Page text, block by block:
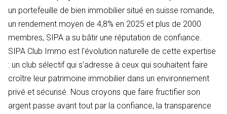
un portefeuille de bien immobilier situé en suisse romande,
un rendement moyen de 4,8% en 2025 et plus de 2000
membres, SIPA a su bâtir une réputation de confiance.
SIPA Club Immo est l'évolution naturelle de cette expertise
: un club sélectif qui s'adresse à ceux qui souhaitent faire
croître leur patrimoine immobilier dans un environnement
privé et sécurisé. Nous croyons que faire fructifier son
argent passe avant tout par la confiance, la transparence